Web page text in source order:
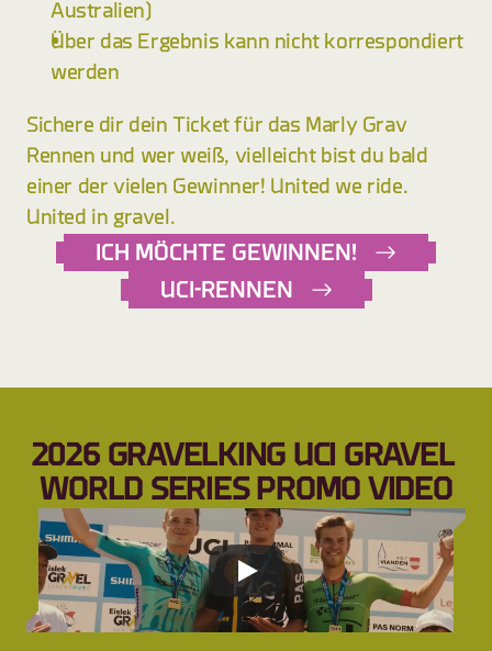
Australien)
Über das Ergebnis kann nicht korrespondiert
werden
Sichere dir dein Ticket für das Marly Grav
Rennen und wer weiß, vielleicht bist du bald
einer der vielen Gewinner! United we ride.
United in gravel.
ICH MÖCHTE GEWINNEN!
UCI-RENNEN
2026 GRAVELKING UCI GRAVEL
WORLD SERIES PROMO VIDEO